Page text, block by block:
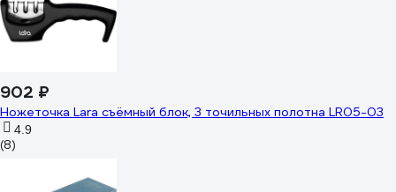
902 ₽
Ножеточка Lara съёмный блок, 3 точильных полотна LR05-03
4.9
(8)